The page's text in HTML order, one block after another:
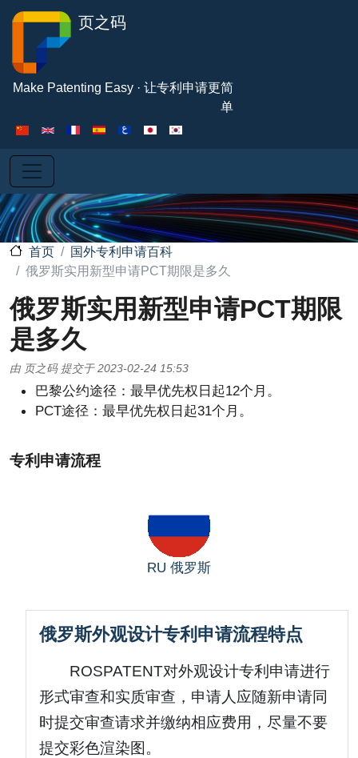
页之码
Make Patenting Easy · 让专利申请更简
单
首页
国外专利申请百科
俄罗斯实用新型申请PCT期限是多久
俄罗斯实用新型申请PCT期限
是多久
由 页之码 提交于 2023-02-24 15:53
巴黎公约途径：最早优先权日起12个月。
PCT途径：最早优先权日起31个月。
专利申请流程
RU 俄罗斯
俄罗斯外观设计专利申请流程特点
ROSPATENT对外观设计专利申请进行
形式审查和实质审查，申请人应随新申请同
时提交审查请求并缴纳相应费用，尽量不要
提交彩色渲染图。